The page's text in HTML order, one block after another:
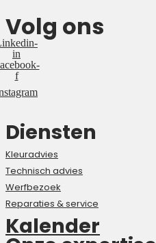
Volg ons
in
f
Diensten
Kleuradvies
Technisch advies
Werfbezoek
Reparaties & service
Kalender